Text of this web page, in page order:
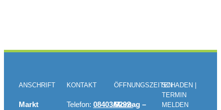
ANSCHRIFT
Markt
KONTAKT
Telefon: 08403/9292-
ÖFFNUNGSZEITEN
Montag –
SCHADEN |
TERMIN
MELDEN